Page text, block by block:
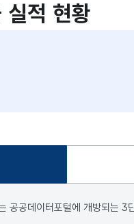
실적 현황
공공데이터포털에 개방되는